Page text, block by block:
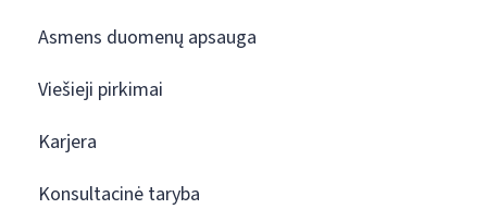
Asmens duomenų apsauga
Viešieji pirkimai
Karjera
Konsultacinė taryba